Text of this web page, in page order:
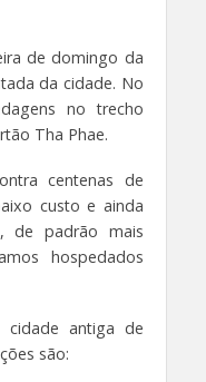
de domingo da
da cidade. No
no trecho
Tha Phae.
centenas de
custo e ainda
de padrão mais
hospedados
cidade antiga de
são: